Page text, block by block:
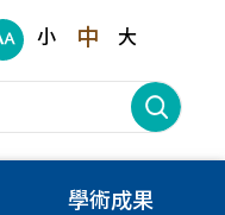
小 中 大
學術成果